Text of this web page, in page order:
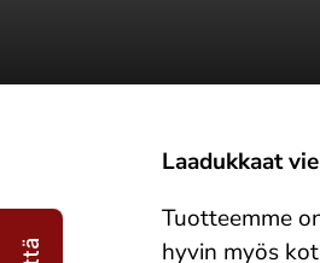
Laadukkaat
Tuotteemme
hyvin myös